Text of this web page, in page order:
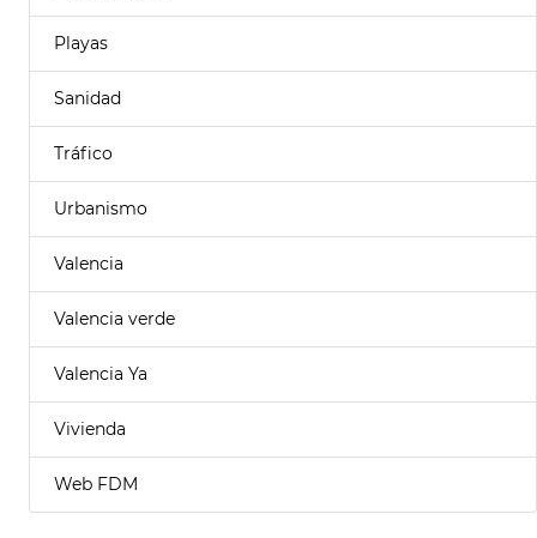
Playas
Sanidad
Tráfico
Urbanismo
Valencia
Valencia verde
Valencia Ya
Vivienda
Web FDM